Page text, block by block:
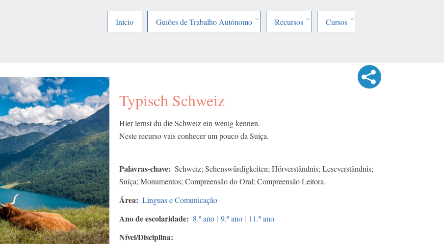
Início
Guiões de Trabalho Autónomo Recursos Cursos
Typisch Schweiz
Hier lernst du die Schweiz ein wenig kennen.
Neste recurso vais conhecer um pouco da Suíça.
Palavras-chave
Schweiz; Sehenswürdigkeiten; Hörverständnis; Leseverständnis;
Suíça; Monumentos; Compreensão do Oral; Compreensão Leitora.
Área Línguas e Comunicação
Ano de escolaridade 8.º ano | 9.º ano | 11.º ano
Nível/Disciplina